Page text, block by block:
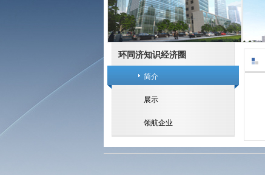
环同济知识经济圈
简介
展示
领航企业